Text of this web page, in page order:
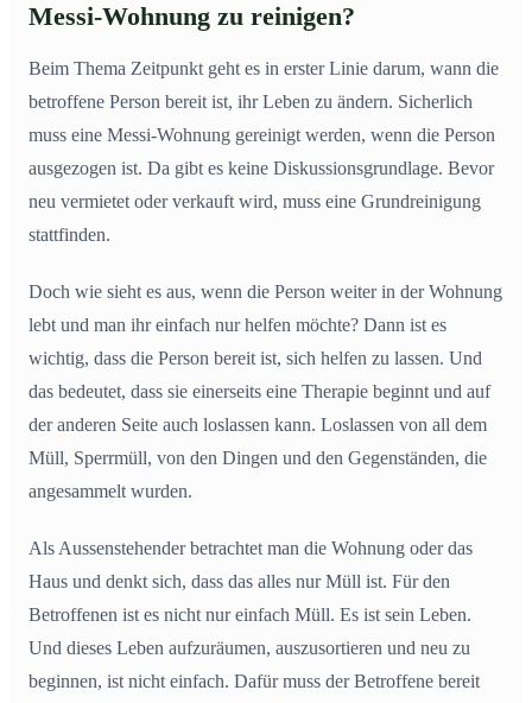
Messi-Wohnung zu reinigen?
Beim Thema Zeitpunkt geht es in erster Linie darum, wann die
betroffene Person bereit ist, ihr Leben zu ändern. Sicherlich
muss eine Messi-Wohnung gereinigt werden, wenn die Person
ausgezogen ist. Da gibt es keine Diskussionsgrundlage. Bevor
neu vermietet oder verkauft wird, muss eine Grundreinigung
stattfinden.
Doch wie sieht es aus, wenn die Person weiter in der Wohnung
lebt und man ihr einfach nur helfen möchte? Dann ist es
wichtig, dass die Person bereit ist, sich helfen zu lassen. Und
das bedeutet, dass sie einerseits eine Therapie beginnt und auf
der anderen Seite auch loslassen kann. Loslassen von all dem
Müll, Sperrmüll, von den Dingen und den Gegenständen, die
angesammelt wurden.
Als Aussenstehender betrachtet man die Wohnung oder das
Haus und denkt sich, dass das alles nur Müll ist. Für den
Betroffenen ist es nicht nur einfach Müll. Es ist sein Leben.
Und dieses Leben aufzuräumen, auszusortieren und neu zu
beginnen, ist nicht einfach. Dafür muss der Betroffene bereit